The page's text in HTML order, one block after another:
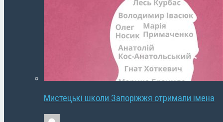
Мистецькі школи Запоріжжя отримали імена